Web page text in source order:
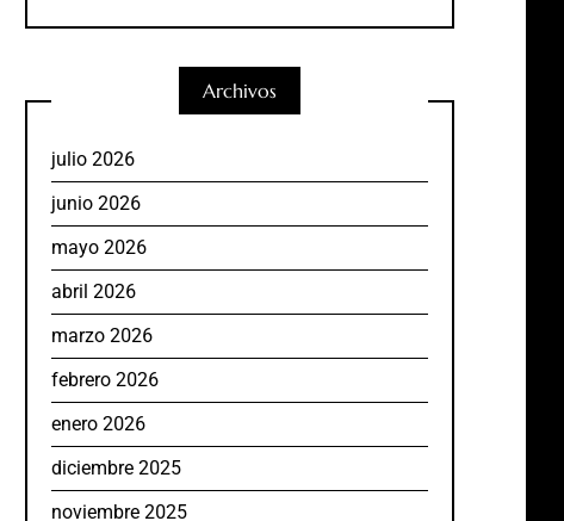
Archivos
julio 2026
junio 2026
mayo 2026
abril 2026
marzo 2026
febrero 2026
enero 2026
diciembre 2025
noviembre 2025